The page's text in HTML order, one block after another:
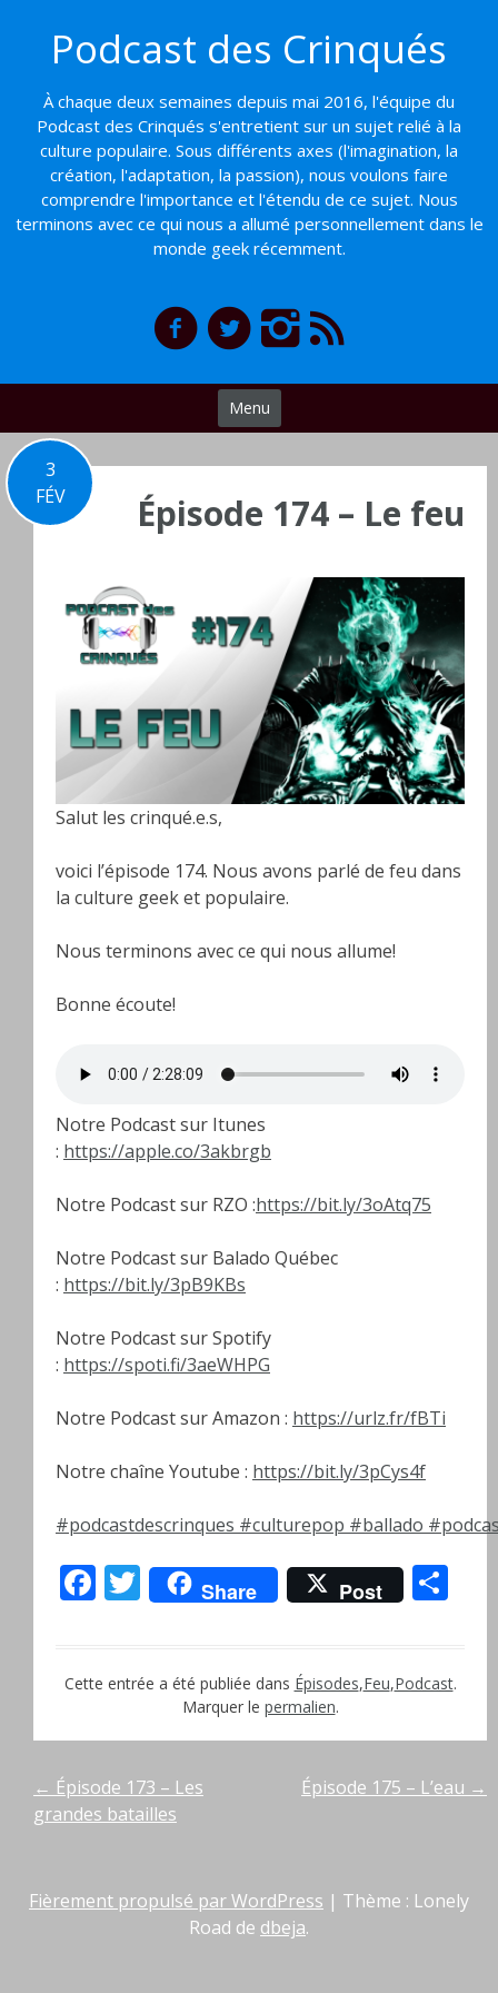
contenu
Podcast des Crinqués
À chaque deux semaines depuis mai 2016, l'équipe du
Podcast des Crinqués s'entretient sur un sujet relié à la
culture populaire. Sous différents axes (l'imagination, la
création, l'adaptation, la passion), nous voulons faire
comprendre l'importance et l'étendu de ce sujet. Nous
terminons avec ce qui nous a allumé personnellement dans le
monde geek récemment.
Menu
3
FÉV
Épisode 174 – Le feu
Salut les crinqué.e.s,
voici l’épisode 174. Nous avons parlé de feu dans
la culture geek et populaire.
Nous terminons avec ce qui nous allume!
Bonne écoute!
Notre Podcast sur Itunes
: https://apple.co/3akbrgb
Notre Podcast sur RZO :https://bit.ly/3oAtq75
Notre Podcast sur Balado Québec
: https://bit.ly/3pB9KBs
Notre Podcast sur Spotify
: https://spoti.fi/3aeWHPG
Notre Podcast sur Amazon : https://urlz.fr/fBTi
Notre chaîne Youtube : https://bit.ly/3pCys4f
#podcastdescrinques #culturepop #ballado
Facebook
Twitter
Share Post
Cette entrée a été publiée dans Épisodes,Feu,Podcast.
Marquer le permalien.
Navigation
l’article
← Épisode 173 – Les
grandes batailles
Épisode 175 – L’eau →
Fièrement propulsé par WordPress | Thème : Lonely
Road de dbeja.